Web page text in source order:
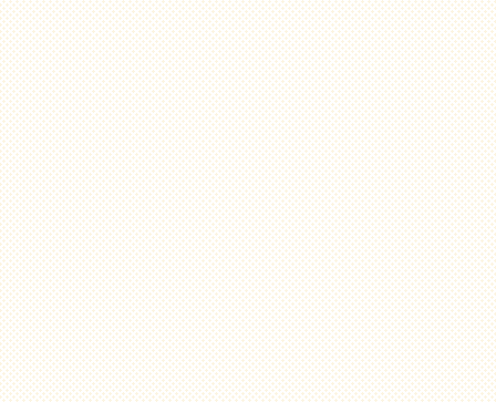
教養を深める？ 体験を楽しむ？（カルチャ
ー vs アクティビティ）
【カルチャー】感性の共有
知的な刺激や、美しいものを共有したいカップルへ。
お互いの好きな展示を見に行く「美術館めぐり・
博物館めぐり」
共通のアーティストを推す「ライブ観戦」
コーヒー豆やワインを選んで味わう「テイスティ
ング」
【アクティビティ】身体の共有